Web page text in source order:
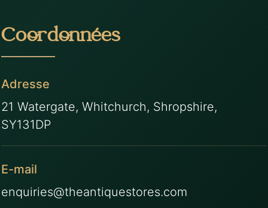
Coordonnées
Adresse
21 Watergate, Whitchurch, Shropshire,
SY131DP
E-mail
enquiries@theantiquestores.com